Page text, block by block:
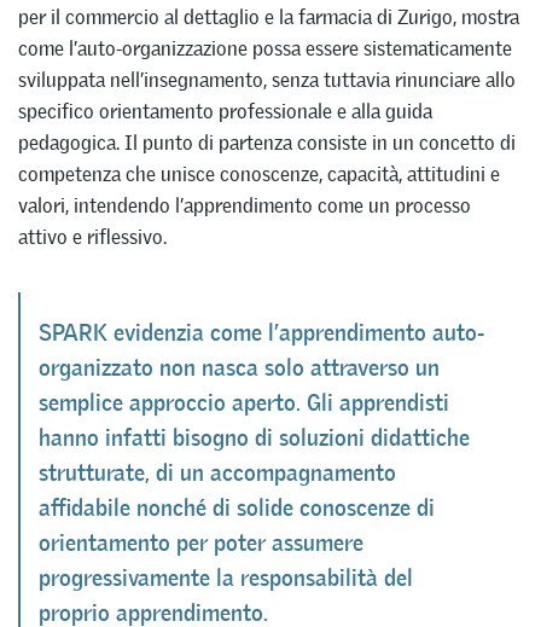
per il commercio al dettaglio e la farmacia di Zurigo, mostra
come l’auto-organizzazione possa essere sistematicamente
sviluppata nell’insegnamento, senza tuttavia rinunciare allo
specifico orientamento professionale e alla guida
pedagogica. Il punto di partenza consiste in un concetto di
competenza che unisce conoscenze, capacità, attitudini e
valori, intendendo l’apprendimento come un processo
attivo e riflessivo.
SPARK evidenzia come l’apprendimento auto-
organizzato non nasca solo attraverso un
semplice approccio aperto. Gli apprendisti
hanno infatti bisogno di soluzioni didattiche
strutturate, di un accompagnamento
affidabile nonché di solide conoscenze di
orientamento per poter assumere
progressivamente la responsabilità del
proprio apprendimento.